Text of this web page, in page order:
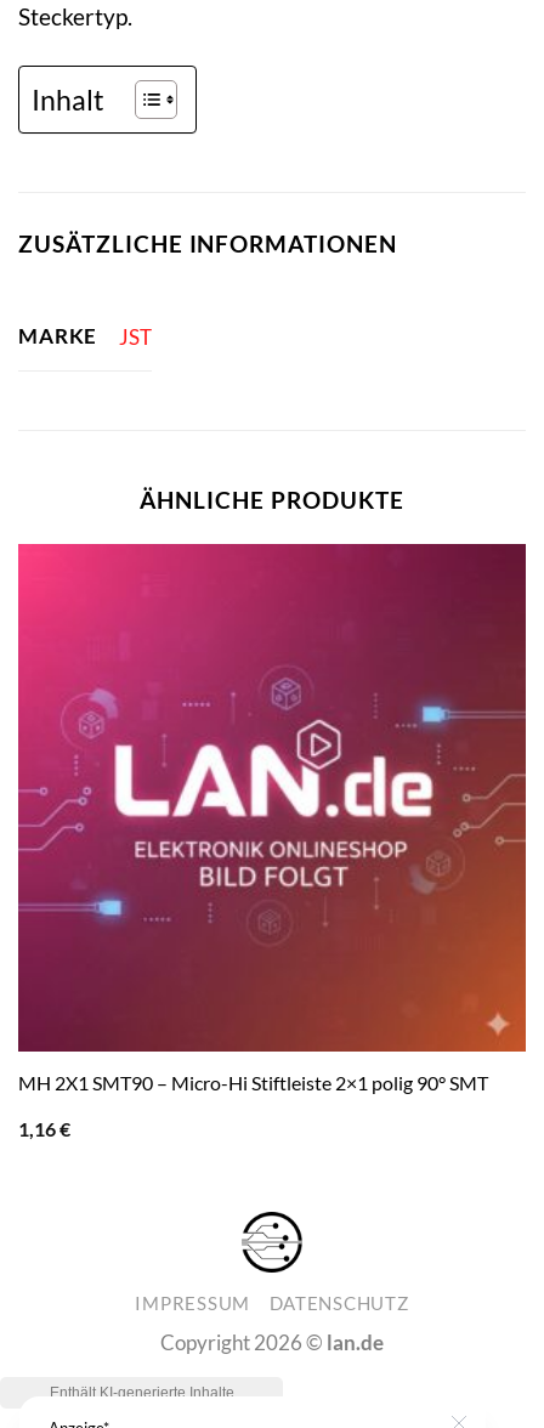
Steckertyp.
Inhalt
ZUSÄTZLICHE INFORMATIONEN
MARKE JST
ÄHNLICHE PRODUKTE
MH 2X1 SMT90 – Micro-Hi Stiftleiste 2×1 polig 90° SMT
1,16€
IMPRESSUM DATENSCHUTZ
Copyright 2026 © lan.de